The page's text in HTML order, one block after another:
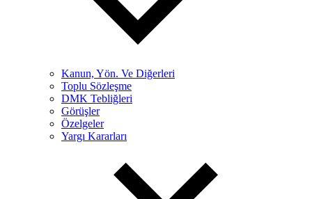
Kanun, Yön. Ve Diğerleri
Toplu Sözleşme
DMK Tebliğleri
Görüşler
Özelgeler
Yargı Kararları